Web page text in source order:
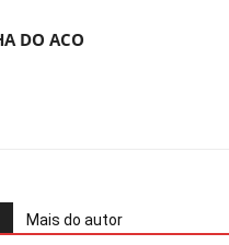
DO ACO
Mais do autor